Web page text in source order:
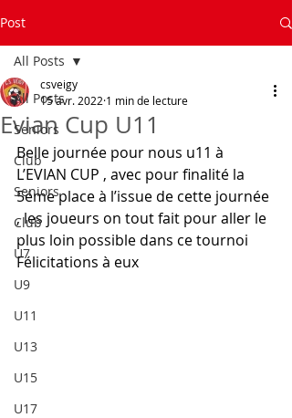
Post
All Posts
Seniors
Club
Seniors
Club
U7
U9
U11
U13
U15
U17
All Posts
Evian Cup U11
csveigy
15 avr. 2022 1 min de lecture
Belle journée pour nous u11 à
L’EVIAN CUP , avec pour finalité la
5éme place à l’issue de cette journée
, les joueurs on tout fait pour aller le
plus loin possible dans ce tournoi
Félicitations à eux